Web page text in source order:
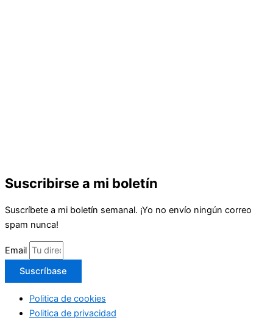
Suscribirse a mi boletín
Suscríbete a mi boletín semanal. ¡Yo no envío ningún correo
spam nunca!
Email
Suscríbase
Politica de cookies
Politica de privacidad